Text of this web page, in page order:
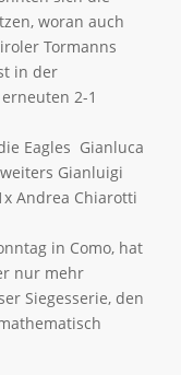
woran auch
Tormanns
in der
2-1
Eagles Gianluca
Gianluigi
Andrea Chiarotti
in Como, hat
nur mehr
Siegesserie, den